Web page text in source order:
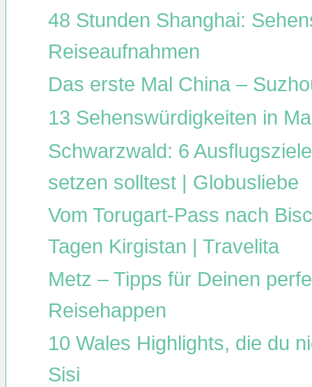
48 Stunden Shanghai:
Reiseaufnahmen
Das erste Mal China –
13 Sehenswürdigkeiten in
Schwarzwald: 6
setzen solltest | Globusliebe
Vom Torugart-Pass nach
Tagen Kirgistan | Travelita
Metz – Tipps für Deinen
Reisehappen
10 Wales Highlights, die du
Sisi